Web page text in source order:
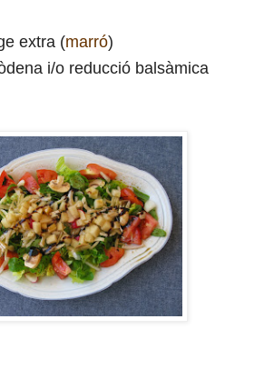
extra (marró)
i/o reducció balsàmica